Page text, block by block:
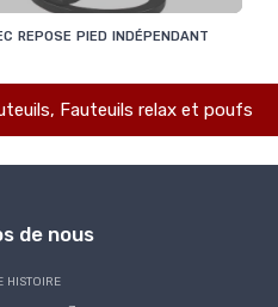
repose pied indépendant
Fauteuils relax et poufs
de nous
histoire